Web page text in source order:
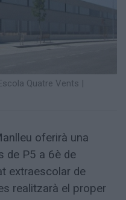
Quatre Vents |
oferirà una
de P5 a 6è de
extraescolar de
realitzarà el proper